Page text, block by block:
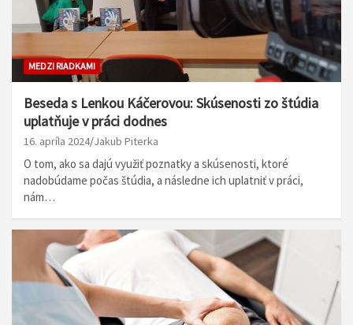
MEDZI RIADKAMI
Beseda s Lenkou Káčerovou: Skúsenosti zo štúdia
uplatňuje v práci dodnes
16. apríla 2024 Jakub Piterka
O tom, ako sa dajú využiť poznatky a skúsenosti, ktoré
nadobúdame počas štúdia, a následne ich uplatniť v práci,
nám…